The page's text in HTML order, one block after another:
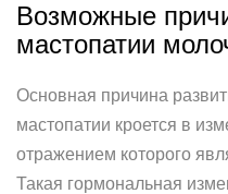
Возможные
мастопатии
Основная причина
мастопатии кроется в
отражением которого
Такая гормональная